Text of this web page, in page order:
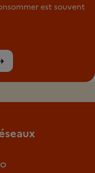
est souvent